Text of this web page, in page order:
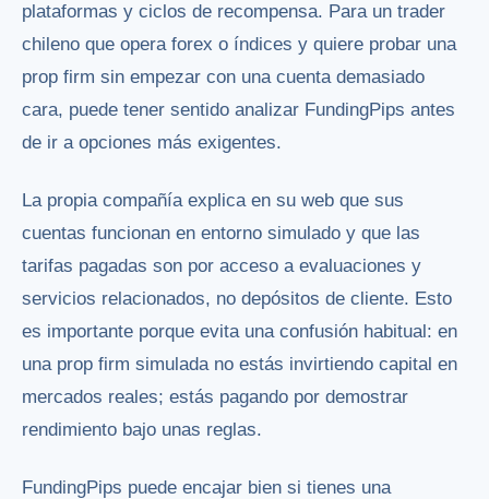
plataformas y ciclos de recompensa. Para un trader
chileno que opera forex o índices y quiere probar una
prop firm sin empezar con una cuenta demasiado
cara, puede tener sentido analizar FundingPips antes
de ir a opciones más exigentes.
La propia compañía explica en su web que sus
cuentas funcionan en entorno simulado y que las
tarifas pagadas son por acceso a evaluaciones y
servicios relacionados, no depósitos de cliente. Esto
es importante porque evita una confusión habitual: en
una prop firm simulada no estás invirtiendo capital en
mercados reales; estás pagando por demostrar
rendimiento bajo unas reglas.
FundingPips puede encajar bien si tienes una